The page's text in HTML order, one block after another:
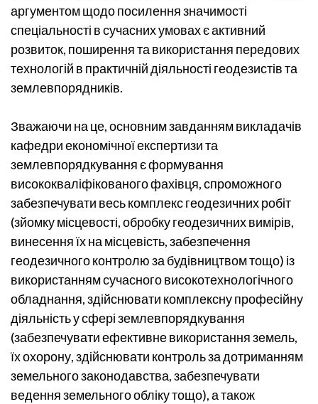
аргументом щодо посилення значимості
спеціальності в сучасних умовах є активний
розвиток, поширення та використання передових
технологій в практичній діяльності геодезистів та
землевпорядників.
Зважаючи на це, основним завданням викладачів
кафедри економічної експертизи та
землевпорядкування є формування
висококваліфікованого фахівця, спроможного
забезпечувати весь комплекс геодезичних робіт
(зйомку місцевості, обробку геодезичних вимірів,
винесення їх на місцевість, забезпечення
геодезичного контролю за будівництвом тощо) із
використанням сучасного високотехнологічного
обладнання, здійснювати комплексну професійну
діяльність у сфері землевпорядкування
(забезпечувати ефективне використання земель,
їх охорону, здійснювати контроль за дотриманням
земельного законодавства, забезпечувати
ведення земельного обліку тощо), а також